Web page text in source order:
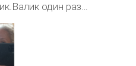
один раз
не